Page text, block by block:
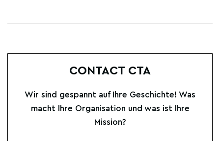
CONTACT CTA
Wir sind gespannt auf Ihre Geschichte! Was
macht Ihre Organisation und was ist Ihre
Mission?